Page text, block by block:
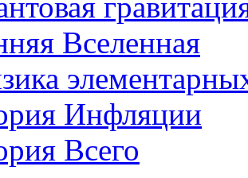
Вселенная
Инфляции
Всего